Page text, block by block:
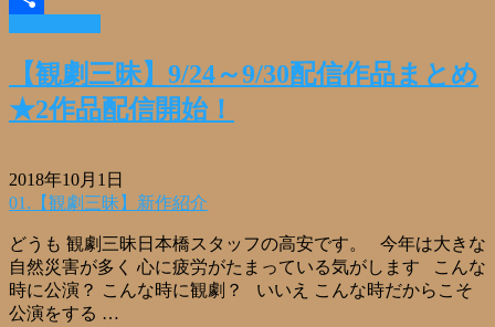
共
【観劇三昧】9/24～9/30配信作品まとめ
★2作品配信開始！
2018年10月1日
01.【観劇三昧】新作紹介
どうも 観劇三昧日本橋スタッフの高安です。 今年は大きな
自然災害が多く 心に疲労がたまっている気がします こんな
時に公演？ こんな時に観劇？ いいえ こんな時だからこそ
公演をする …